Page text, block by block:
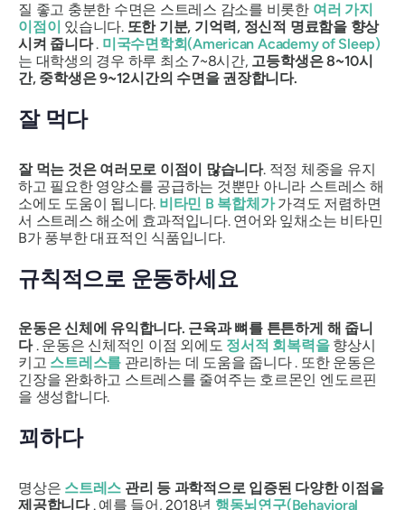
질 좋고 충분한 수면은 스트레스 감소를 비롯한 여러 가지
이점이 있습니다. 또한 기분, 기억력, 정신적 명료함을 향상
시켜 줍니다. 미국수면학회(American Academy of Sleep)
는 대학생의 경우 하루 최소 7~8시간, 고등학생은 8~10시
간, 중학생은 9~12시간의 수면을 권장합니다.
잘 먹다
잘 먹는 것은 여러모로 이점이 많습니다. 적정 체중을 유지
하고 필요한 영양소를 공급하는 것뿐만 아니라 스트레스 해
소에도 도움이 됩니다. 비타민 B 복합체가가격도 저렴하면
서 스트레스 해소에 효과적입니다. 연어와 잎채소는 비타민
B가 풍부한 대표적인 식품입니다.
규칙적으로 운동하세요
운동은 신체에 유익합니다. 근육과 뼈를 튼튼하게 해 줍니
다. 운동은 신체적인 이점 외에도 정서적 회복력을향상시
키고 스트레스를 관리하는 데 도움을 줍니다 . 또한 운동은
긴장을 완화하고 스트레스를 줄여주는 호르몬인 엔도르핀
을 생성합니다.
꾀하다
명상은 스트레스 관리 등 과학적으로 입증된 다양한 이점을
제공합니다 . 예를 들어, 2018년 행동뇌연구(Behavioral